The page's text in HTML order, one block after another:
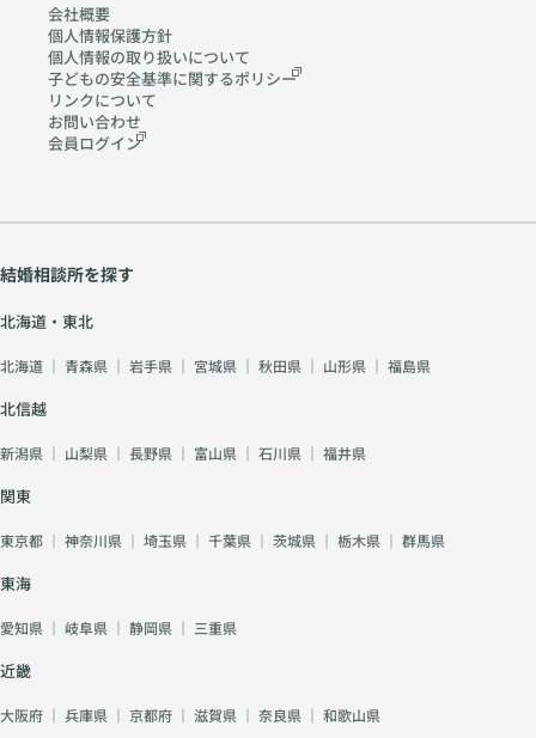
会社概要
個人情報保護方針
個人情報の取り扱いについて
子どもの安全基準に関するポリシー
リンクについて
お問い合わせ
会員ログイン
結婚相談所を探す
北海道・東北
北海道 ｜ 青森県 ｜ 岩手県 ｜ 宮城県 ｜ 秋田県 ｜ 山形県 ｜ 福島県
北信越
新潟県 ｜ 山梨県 ｜ 長野県 ｜ 富山県 ｜ 石川県 ｜ 福井県
関東
東京都 ｜ 神奈川県 ｜ 埼玉県 ｜ 千葉県 ｜ 茨城県 ｜ 栃木県 ｜ 群馬県
東海
愛知県 ｜ 岐阜県 ｜ 静岡県 ｜ 三重県
近畿
大阪府 ｜ 兵庫県 ｜ 京都府 ｜ 滋賀県 ｜ 奈良県 ｜ 和歌山県